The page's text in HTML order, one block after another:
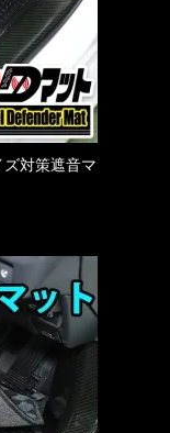
対策遮音マ